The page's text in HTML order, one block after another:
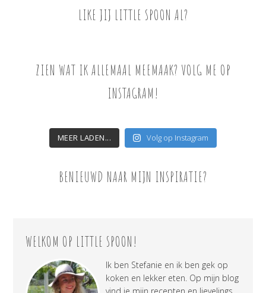
LIKE JIJ LITTLE SPOON AL?
ZIEN WAT IK ALLEMAAL MEEMAAK? VOLG ME OP
INSTAGRAM!
MEER LADEN... Volg op Instagram
BENIEUWD NAAR MIJN INSPIRATIE?
WELKOM OP LITTLE SPOON!
Ik ben Stefanie en ik ben gek op
koken en lekker eten. Op mijn blog